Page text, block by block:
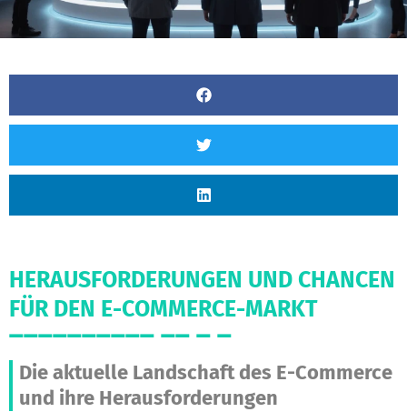
HERAUSFORDERUNGEN UND CHANCEN
FÜR DEN E-COMMERCE-MARKT
Die aktuelle Landschaft des E-Commerce
und ihre Herausforderungen